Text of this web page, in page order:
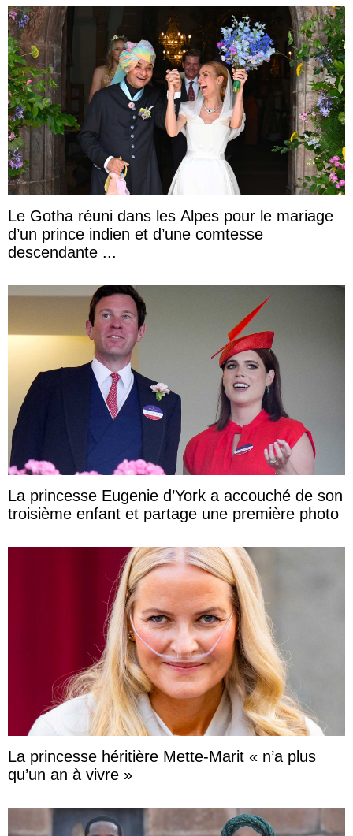
Le Gotha réuni dans les Alpes pour le mariage
d’un prince indien et d’une comtesse
descendante ...
La princesse Eugenie d’York a accouché de son
troisième enfant et partage une première photo
La princesse héritière Mette-Marit « n’a plus
qu’un an à vivre »